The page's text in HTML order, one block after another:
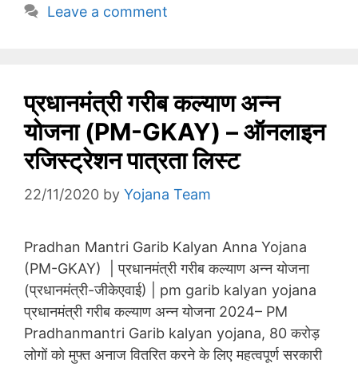
Leave a comment
प्रधानमंत्री गरीब कल्याण अन्न
योजना (PM-GKAY) – ऑनलाइन
रजिस्ट्रेशन पात्रता लिस्ट
22/11/2020 by Yojana Team
Pradhan Mantri Garib Kalyan Anna Yojana
(PM-GKAY) | प्रधानमंत्री गरीब कल्याण अन्न योजना
(प्रधानमंत्री-जीकेएवाई) | pm garib kalyan yojana
प्रधानमंत्री गरीब कल्याण अन्न योजना 2024– PM
Pradhanmantri Garib kalyan yojana, 80 करोड़
लोगों को मुफ्त अनाज वितरित करने के लिए महत्वपूर्ण सरकारी